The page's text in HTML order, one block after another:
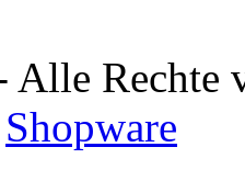
Rechte
Shopware